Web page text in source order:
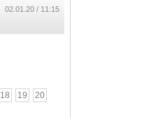
11:15 / 02.01.20
18 19
20